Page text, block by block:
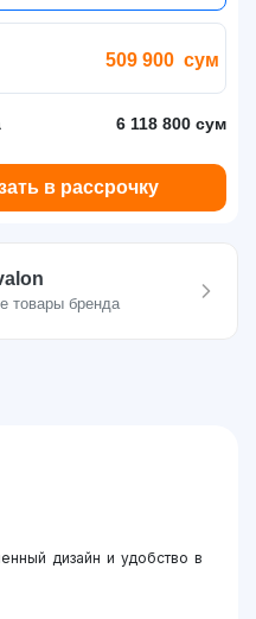
509 900 сум
6 118 800 сум
в рассрочку
товары бренда
дизайн и удобство в